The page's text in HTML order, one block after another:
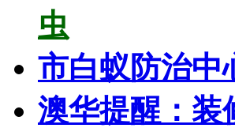
虫
市白蚁防治中
澳华提醒：装